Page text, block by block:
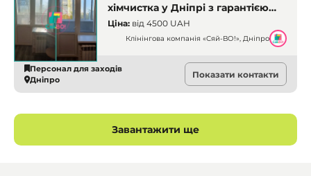
хімчистка у Дніпрі з гарантією
якості від «Сяй-ВО!»
Ціна: від 4500 UAH
Клінінгова компанія «Сяй-ВО!», Дніпро
Персонал для заходів
Дніпро
Показати контакти
Завантажити ще